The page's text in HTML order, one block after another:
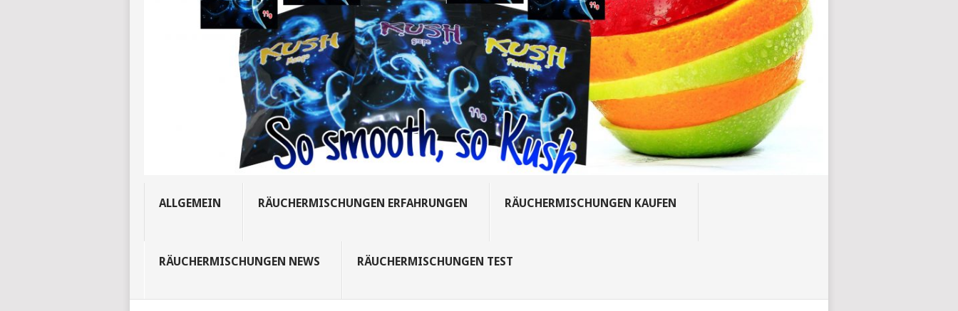
ALLGEMEIN RÄUCHERMISCHUNGEN ERFAHRUNGEN RÄUCHERMISCHUNGEN KAUFEN
RÄUCHERMISCHUNGEN NEWS RÄUCHERMISCHUNGEN TEST